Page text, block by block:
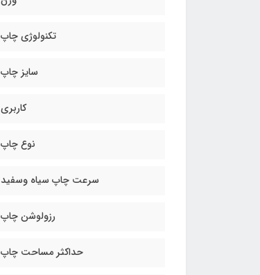
تکنولوژی چاپ
سایز چاپ
کاربری
نوع چاپ
سرعت چاپ سیاه وسفید
رزولوشن چاپ
حداکثر مساحت چاپ